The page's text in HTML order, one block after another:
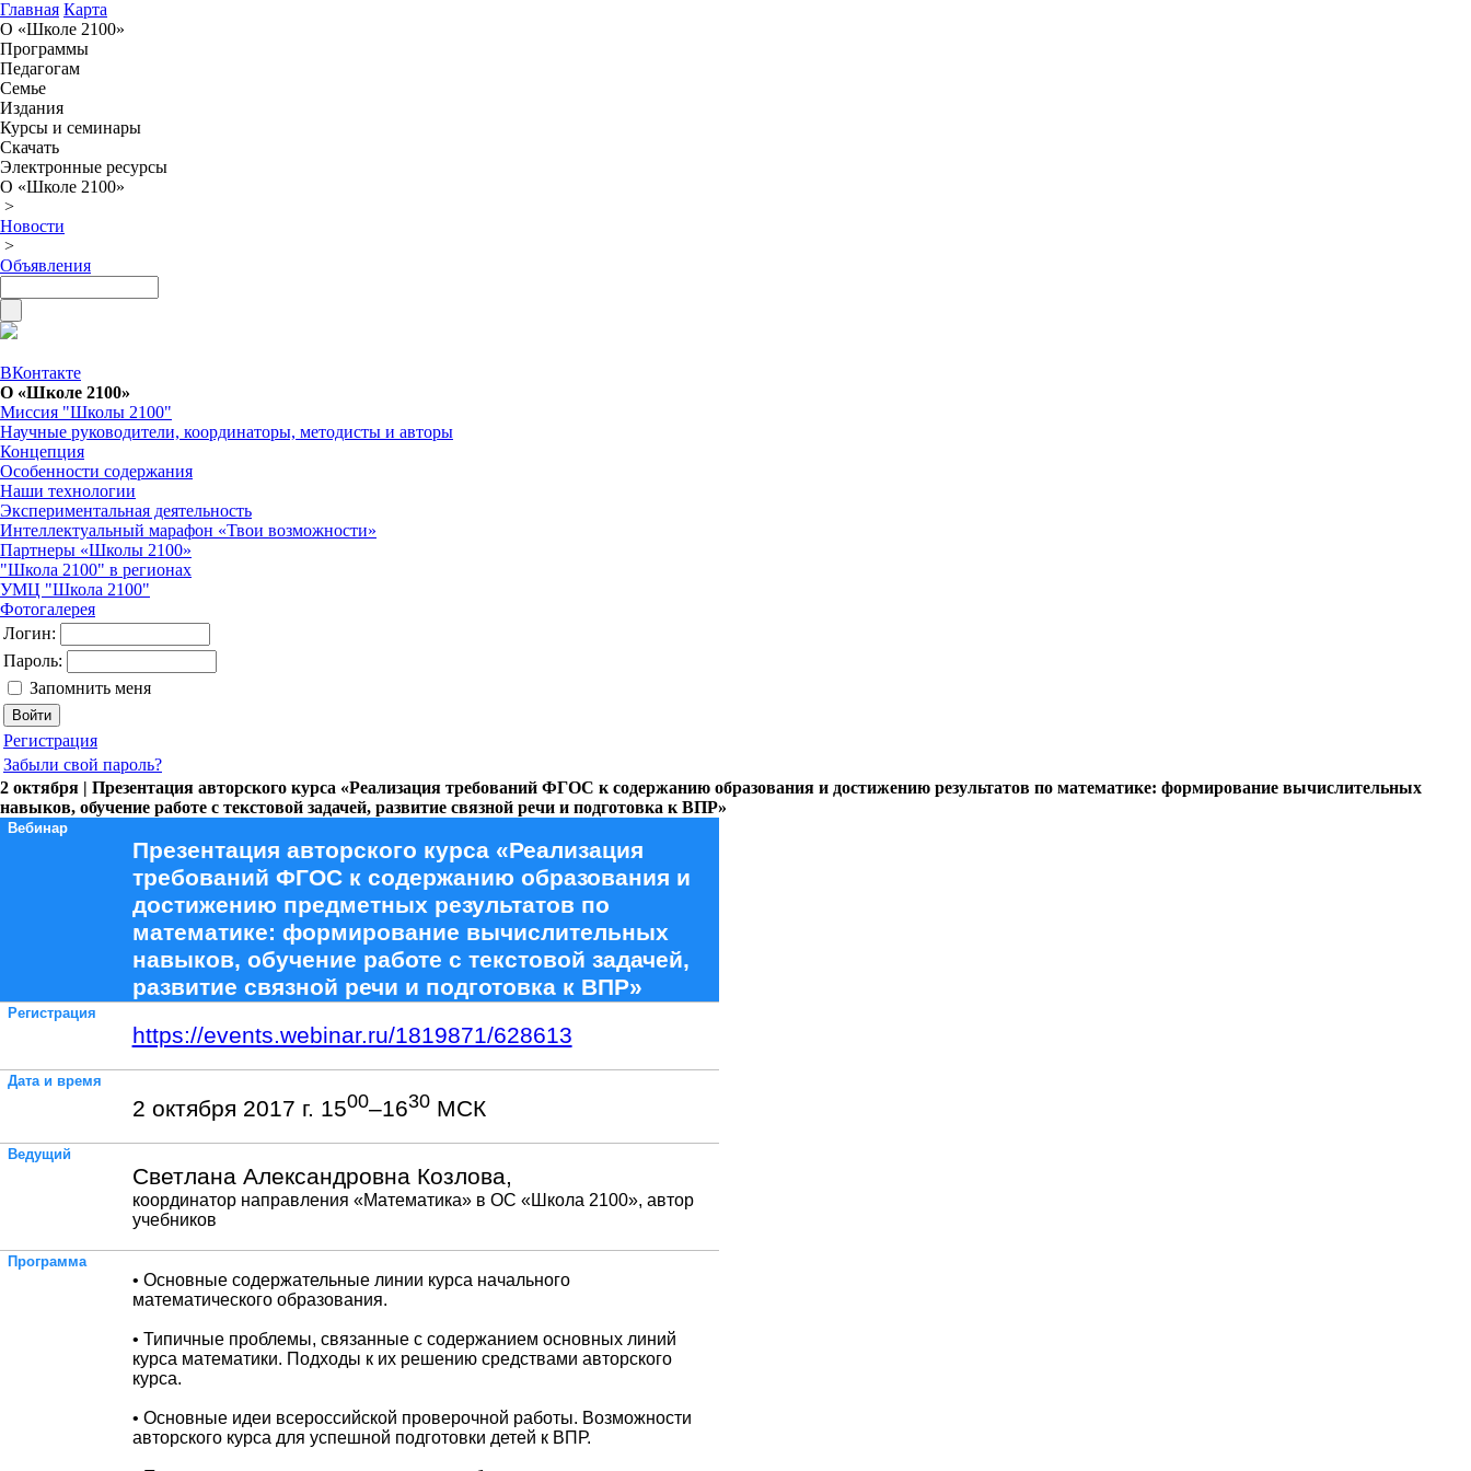
Главная Карта
О «Школе 2100»
Программы
Педагогам
Семье
Издания
Курсы и семинары
Скачать
Электронные ресурсы
О «Школе 2100»
>
Новости
>
Объявления
ВКонтакте
О «Школе 2100»
Миссия "Школы 2100"
Научные руководители, координаторы, методисты и авторы
Концепция
Особенности содержания
Наши технологии
Экспериментальная деятельность
Интеллектуальный марафон «Твои возможности»
Партнеры «Школы 2100»
"Школа 2100" в регионах
УМЦ "Школа 2100"
Фотогалерея
Логин:
Пароль:
Запомнить меня
Регистрация
Забыли свой пароль?
2 октября | Презентация авторского курса «Реализация требований ФГОС к содержанию образования и достижению результатов по математике: формирование вычислительных
навыков, обучение работе с текстовой задачей, развитие связной речи и подготовка к ВПР»
Вебинар
Презентация авторского курса «Реализация
требований ФГОС к содержанию образования и
достижению предметных результатов по
математике: формирование вычислительных
навыков, обучение работе с текстовой задачей,
развитие связной речи и подготовка к ВПР»
Регистрация
https://events.webinar.ru/1819871/628613
Дата и время
2 октября 2017 г. 1500–1630МСК
Ведущий
Светлана Александровна Козлова,
координатор направления «Математика» в ОС «Школа 2100», автор
учебников
Программа
• Основные содержательные линии курса начального
математического образования.
• Типичные проблемы, связанные с содержанием основных линий
курса математики. Подходы к их решению средствами авторского
курса.
• Основные идеи всероссийской проверочной работы. Возможности
авторского курса для успешной подготовки детей к ВПР.